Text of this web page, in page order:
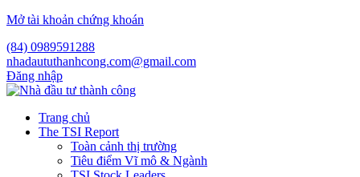
Mở tài khoản chứng khoán
(84) 0989591288
nhadaututhanhcong.com@gmail.com
Đăng nhập
Trang chủ
The TSI Report
Toàn cảnh thị trường
Tiêu điểm Vĩ mô & Ngành